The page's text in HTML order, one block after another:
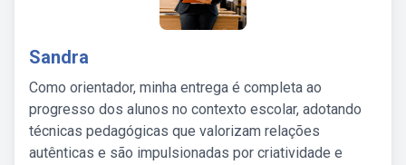
Sandra
Como orientador, minha entrega é completa ao
progresso dos alunos no contexto escolar, adotando
técnicas pedagógicas que valorizam relações
autênticas e são impulsionadas por criatividade e